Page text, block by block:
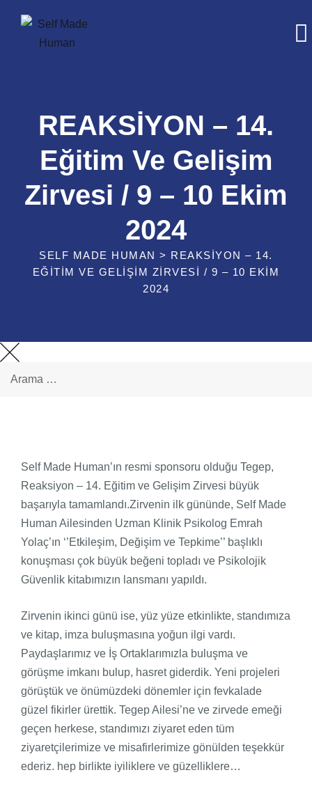
REAKSİYON – 14.
Eğitim Ve Gelişim
Zirvesi / 9 – 10 Еkim
2024
SELF MADE HUMAN > REAKSİYON – 14.
EĞITIM VE GELIŞIM ZIRVESI / 9 – 10 ЕKIM
2024
Self Made Human’ın resmi sponsoru olduğu Tegep,
Reaksiyon – 14. Eğitim ve Gelişim Zirvesi büyük
başarıyla tamamlandı.Zirvenin ilk gününde, Self Made
Human Ailesinden Uzman Klinik Psikolog Emrah
Yolaç’ın ‘’Etkileşim, Değişim ve Tepkime’’ başlıklı
konuşması çok büyük beğeni topladı ve Psikolojik
Güvenlik kitabımızın lansmanı yapıldı.
Zirvenin ikinci günü ise, yüz yüze etkinlikte, standımıza
ve kitap, imza buluşmasına yoğun ilgi vardı.
Paydaşlarımız ve İş Ortaklarımızla buluşma ve
görüşme imkanı bulup, hasret giderdik. Yeni projeleri
görüştük ve önümüzdeki dönemler için fevkalade
güzel fikirler ürettik. Tegep Ailesi’ne ve zirvede emeği
geçen herkese, standımızı ziyaret eden tüm
ziyaretçilerimize ve misafirlerimize gönülden teşekkür
ederiz. hep birlikte iyiliklere ve güzelliklere…